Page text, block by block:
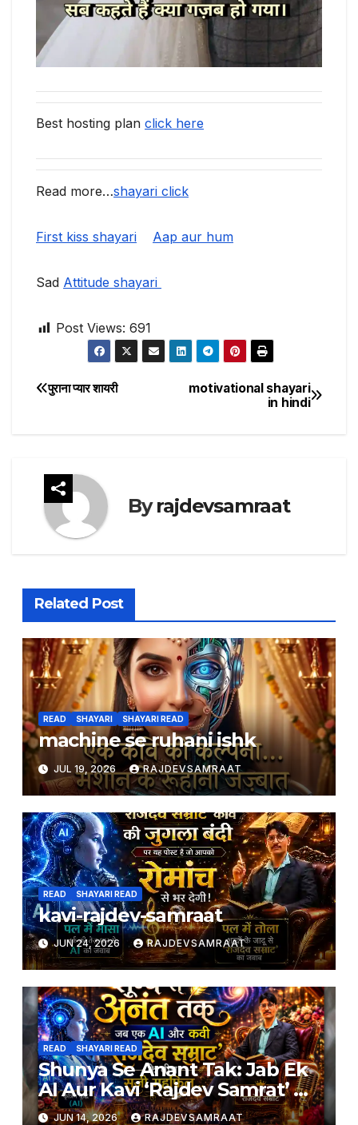
Best hosting plan click here
Read more…shayari click
First kiss shayari Aap aur hum
Sad Attitude shayari
Post Views: 691
Post
motivational shayari
in hindi
पुराना प्यार शायरी
Byrajdevsamraat
Related Post
READ SHAYARI SHAYARI READ
machine se ruhani ishk
JUL 19, 2026 RAJDEVSAMRAAT
READ SHAYARI READ
kavi-rajdev-samraat
JUN 24, 2026 RAJDEVSAMRAAT
READ SHAYARI READ
Shunya Se Anant Tak: Jab Ek
AI Aur Kavi ‘Rajdev Samrat’ Ke
Beech Saji Mehfil
JUN 14, 2026 RAJDEVSAMRAAT